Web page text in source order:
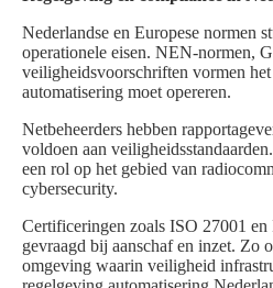
Nederlandse en Europese normen
operationele eisen. NEN-normen,
veiligheidsvoorschriften vormen
automatisering moet opereren.
Netbeheerders hebben
voldoen aan
een rol op het gebied van
cybersecurity.
Certificeringen zoals ISO 27001
gevraagd bij aanschaf en inzet. Zo
omgeving waarin veiligheid